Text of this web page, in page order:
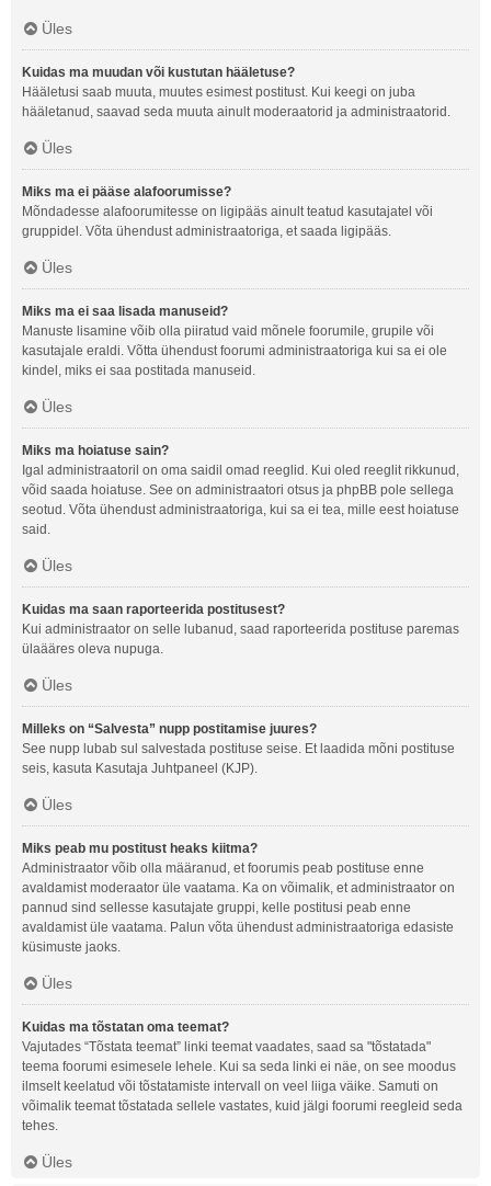
Üles
Kuidas ma muudan või kustutan hääletuse?
Hääletusi saab muuta, muutes esimest postitust. Kui keegi on juba
hääletanud, saavad seda muuta ainult moderaatorid ja administraatorid.
Üles
Miks ma ei pääse alafoorumisse?
Mõndadesse alafoorumitesse on ligipääs ainult teatud kasutajatel või
gruppidel. Võta ühendust administraatoriga, et saada ligipääs.
Üles
Miks ma ei saa lisada manuseid?
Manuste lisamine võib olla piiratud vaid mõnele foorumile, grupile või
kasutajale eraldi. Võtta ühendust foorumi administraatoriga kui sa ei ole
kindel, miks ei saa postitada manuseid.
Üles
Miks ma hoiatuse sain?
Igal administraatoril on oma saidil omad reeglid. Kui oled reeglit rikkunud,
võid saada hoiatuse. See on administraatori otsus ja phpBB pole sellega
seotud. Võta ühendust administraatoriga, kui sa ei tea, mille eest hoiatuse
said.
Üles
Kuidas ma saan raporteerida postitusest?
Kui administraator on selle lubanud, saad raporteerida postituse paremas
ülaääres oleva nupuga.
Üles
Milleks on “Salvesta” nupp postitamise juures?
See nupp lubab sul salvestada postituse seise. Et laadida mõni postituse
seis, kasuta Kasutaja Juhtpaneel (KJP).
Üles
Miks peab mu postitust heaks kiitma?
Administraator võib olla määranud, et foorumis peab postituse enne
avaldamist moderaator üle vaatama. Ka on võimalik, et administraator on
pannud sind sellesse kasutajate gruppi, kelle postitusi peab enne
avaldamist üle vaatama. Palun võta ühendust administraatoriga edasiste
küsimuste jaoks.
Üles
Kuidas ma tõstatan oma teemat?
Vajutades “Tõstata teemat” linki teemat vaadates, saad sa "tõstatada"
teema foorumi esimesele lehele. Kui sa seda linki ei näe, on see moodus
ilmselt keelatud või tõstatamiste intervall on veel liiga väike. Samuti on
võimalik teemat tõstatada sellele vastates, kuid jälgi foorumi reegleid seda
tehes.
Üles